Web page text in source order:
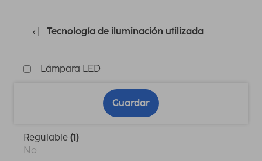
Tecnología de iluminación utilizada
Lámpara LED
Guardar
Regulable (1)
No